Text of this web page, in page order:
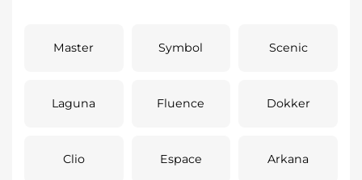
Master Symbol Scenic
Laguna Fluence Dokker
Clio Espace Arkana